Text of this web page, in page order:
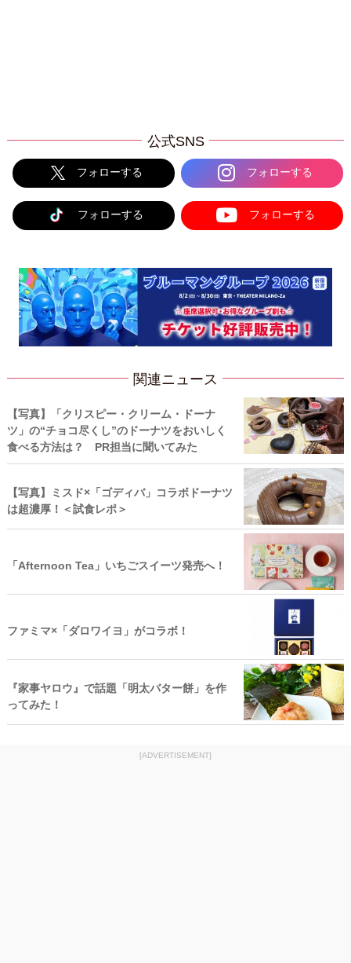
公式SNS
フォローする フォローする
フォローする フォローする
関連ニュース
【写真】「クリスピー・クリーム・ドーナ
ツ」の“チョコ尽くし”のドーナツをおいしく
食べる方法は？ PR担当に聞いてみた
【写真】ミスド×「ゴディバ」コラボドーナツ
は超濃厚！＜試食レポ＞
「Afternoon Tea」いちごスイーツ発売へ！
ファミマ×「ダロワイヨ」がコラボ！
『家事ヤロウ』で話題「明太バター餅」を作
ってみた！
[ADVERTISEMENT]